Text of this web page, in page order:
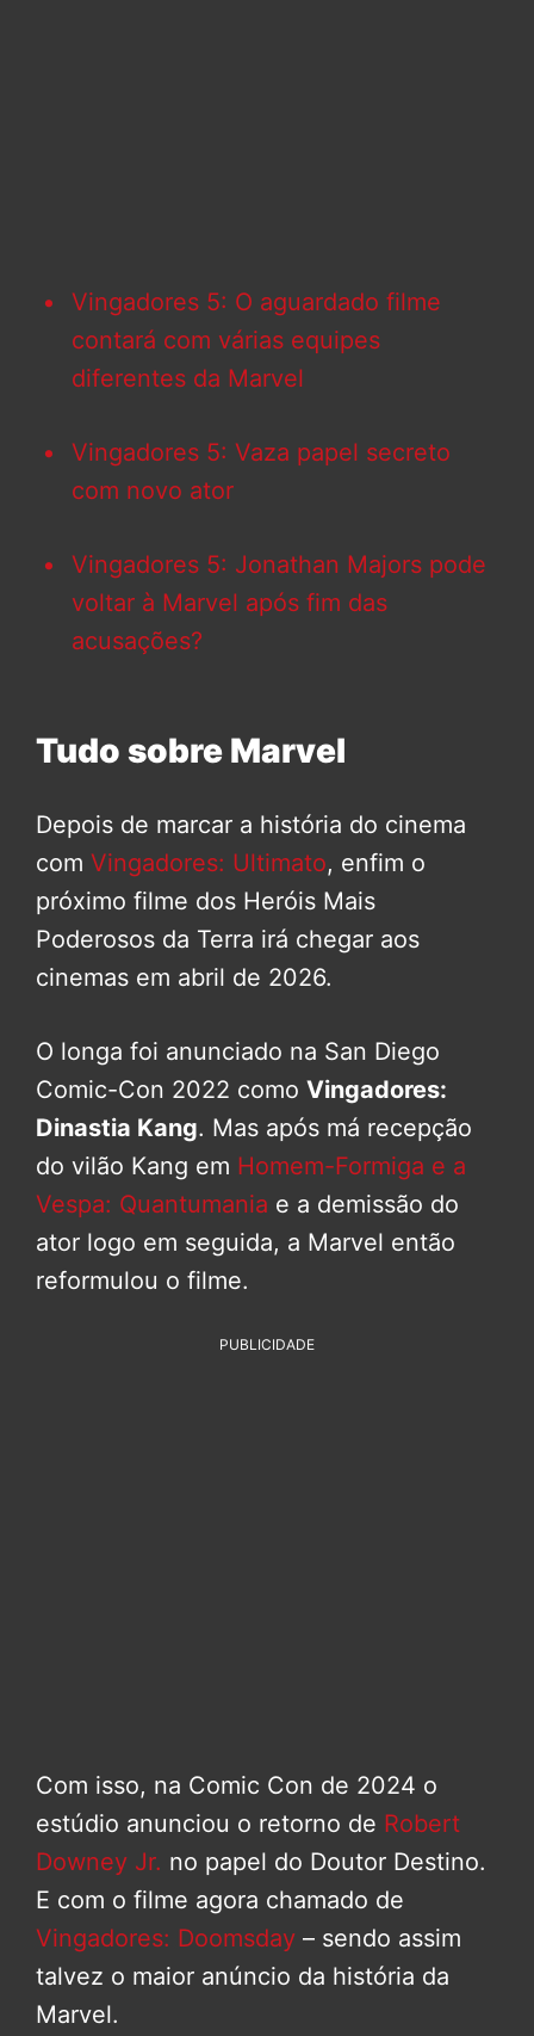
Vingadores 5: O aguardado filme
contará com várias equipes
diferentes da Marvel
Vingadores 5: Vaza papel secreto
com novo ator
Vingadores 5: Jonathan Majors pode
voltar à Marvel após fim das
acusações?
Tudo sobre Marvel
Depois de marcar a história do cinema
com Vingadores: Ultimato, enfim o
próximo filme dos Heróis Mais
Poderosos da Terra irá chegar aos
cinemas em abril de 2026.
O longa foi anunciado na San Diego
Comic-Con 2022 como Vingadores:
Dinastia Kang. Mas após má recepção
do vilão Kang em Homem-Formiga e a
Vespa: Quantumania e a demissão do
ator logo em seguida, a Marvel então
reformulou o filme.
PUBLICIDADE
Com isso, na Comic Con de 2024 o
estúdio anunciou o retorno de Robert
Downey Jr. no papel do Doutor Destino.
E com o filme agora chamado de
Vingadores: Doomsday – sendo assim
talvez o maior anúncio da história da
Marvel.